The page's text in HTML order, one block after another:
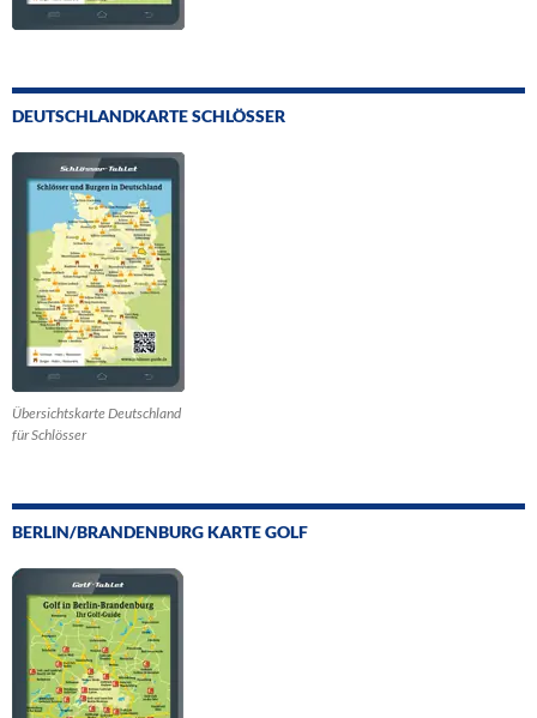
DEUTSCHLANDKARTE SCHLÖSSER
Übersichtskarte Deutschland
für Schlösser
BERLIN/BRANDENBURG KARTE GOLF